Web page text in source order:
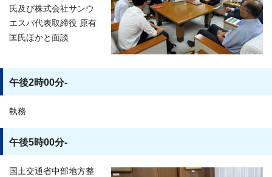
氏及び株式会社サンウ
エスパ代表取締役 原有
匡氏ほかと面談
午後2時00分-
執務
午後5時00分-
国土交通省中部地方整